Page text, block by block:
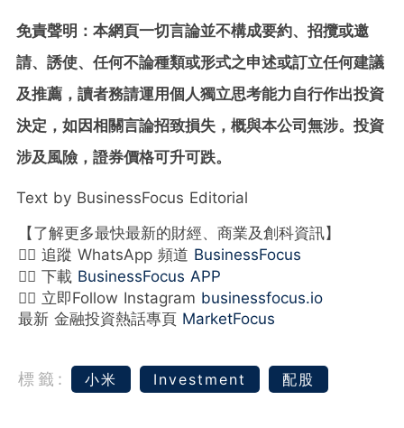
免責聲明：本網頁一切言論並不構成要約、招攬或邀
請、誘使、任何不論種類或形式之申述或訂立任何建議
及推薦，讀者務請運用個人獨立思考能力自行作出投資
決定，如因相關言論招致損失，概與本公司無涉。投資
涉及風險，證券價格可升可跌。
Text by BusinessFocus Editorial
【了解更多最快最新的財經、商業及創科資訊】
👉🏻 追蹤 WhatsApp 頻道 BusinessFocus
👉🏻 下載 BusinessFocus APP
👉🏻 立即Follow Instagram businessfocus.io
最新 金融投資熱話專頁 MarketFocus
標籤: 小米 Investment 配股